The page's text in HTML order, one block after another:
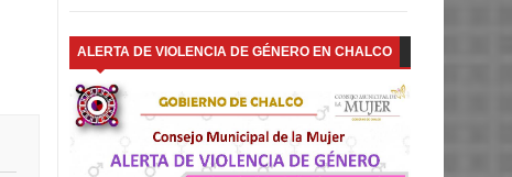
ALERTA DE VIOLENCIA DE GÉNERO EN CHALCO